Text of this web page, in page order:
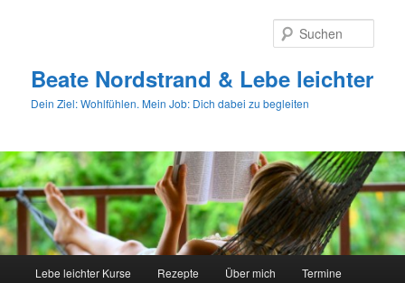
Beate Nordstrand & Lebe leichter
Dein Ziel: Wohlfühlen. Mein Job: Dich dabei zu begleiten
Lebe leichter Kurse Rezepte Über mich Termine